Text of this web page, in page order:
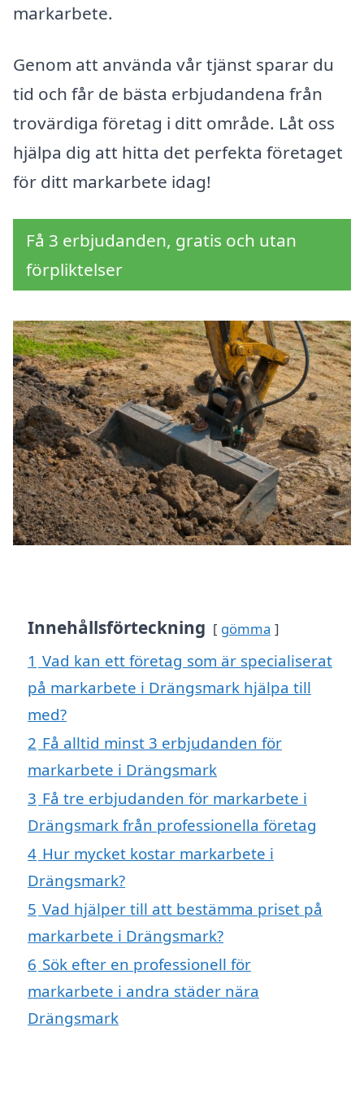
markarbete.
Genom att använda vår tjänst sparar du
tid och får de bästa erbjudandena från
trovärdiga företag i ditt område. Låt oss
hjälpa dig att hitta det perfekta företaget
för ditt markarbete idag!
Få 3 erbjudanden, gratis och utan
förpliktelser
Innehållsförteckning gömma
1 Vad kan ett företag som är specialiserat
på markarbete i Drängsmark hjälpa till
med?
2 Få alltid minst 3 erbjudanden för
markarbete i Drängsmark
3 Få tre erbjudanden för markarbete i
Drängsmark från professionella företag
4 Hur mycket kostar markarbete i
Drängsmark?
5 Vad hjälper till att bestämma priset på
markarbete i Drängsmark?
6 Sök efter en professionell för
markarbete i andra städer nära
Drängsmark